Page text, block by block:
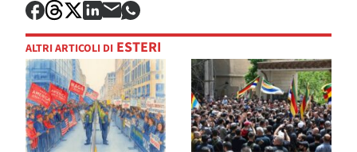
ALTRI ARTICOLI DI ESTERI